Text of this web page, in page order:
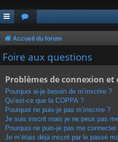
Accueil du forum
Foire aux questions
Problèmes de connexion et
Pourquoi ai-je besoin de m’inscrire ?
Qu’est-ce que la COPPA ?
Pourquoi ne puis-je pas m’inscrire ?
Je suis inscrit mais je ne peux pas
Pourquoi ne puis-je pas me connecter
Je m’étais déjà inscrit par le passé